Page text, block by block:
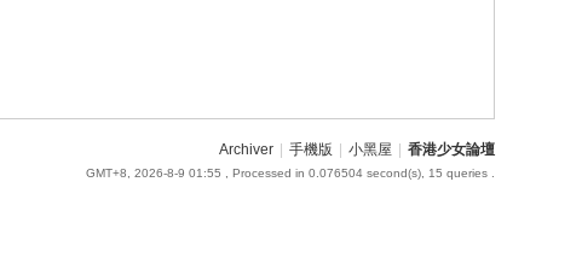
Archiver 手機版 小黑屋 香港少女論壇
GMT+8, 2026-8-9 01:55 , Processed in 0.076504 second(s), 15 queries .